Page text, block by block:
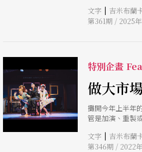
文字 | 吉米布蘭
第361期 / 2025
特別企畫
做大市
攤開今年上半年
管是加演、重製
文字 | 吉米布蘭
第346期 / 2022